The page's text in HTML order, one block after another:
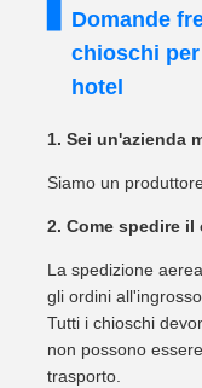
Domande
chioschi
hotel
1. Sei un'azienda
Siamo un
2. Come spedire
La spedizione
gli ordini
Tutti i chioschi
non possono
trasporto.